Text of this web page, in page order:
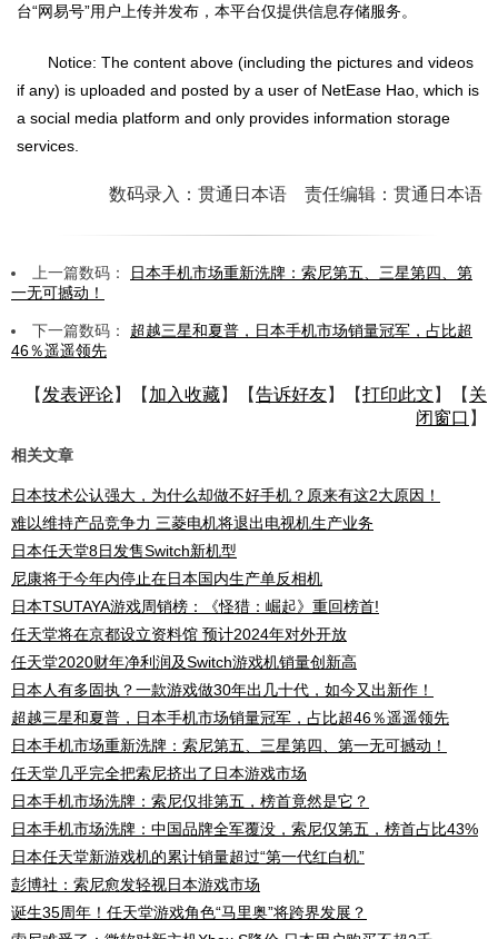
台“网易号”用户上传并发布，本平台仅提供信息存储服务。
Notice: The content above (including the pictures and videos
if any) is uploaded and posted by a user of NetEase Hao, which is
a social media platform and only provides information storage
services.
数码录入：贯通日本语 责任编辑：贯通日本语
上一篇数码：
日本手机市场重新洗牌：索尼第五、三星第四、第
一无可撼动！
下一篇数码： 超越三星和夏普，日本手机市场销量冠军，占比超
46％遥遥领先
【 发表评论】【 加入收藏】【告诉好友】【打印此文 】【 关
闭窗口 】
相关文章
日本技术公认强大，为什么却做不好手机？原来有这2大原因！
难以维持产品竞争力 三菱电机将退出电视机生产业务
日本任天堂8日发售Switch新机型
尼康将于今年内停止在日本国内生产单反相机
日本TSUTAYA游戏周销榜：《怪猎：崛起》重回榜首!
任天堂将在京都设立资料馆 预计2024年对外开放
任天堂2020财年净利润及Switch游戏机销量创新高
日本人有多固执？一款游戏做30年出几十代，如今又出新作！
超越三星和夏普，日本手机市场销量冠军，占比超46％遥遥领先
日本手机市场重新洗牌：索尼第五、三星第四、第一无可撼动！
任天堂几乎完全把索尼挤出了日本游戏市场
日本手机市场洗牌：索尼仅排第五，榜首竟然是它？
日本手机市场洗牌：中国品牌全军覆没，索尼仅第五，榜首占比43%
日本任天堂新游戏机的累计销量超过“第一代红白机”
彭博社：索尼愈发轻视日本游戏市场
诞生35周年！任天堂游戏角色“马里奥”将跨界发展？